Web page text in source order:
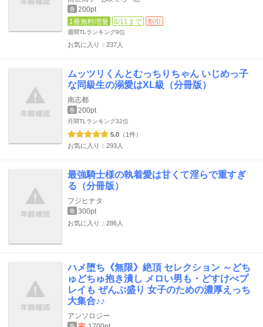
巻 200pt
1冊無料増量
8/11まで 割引
週間TLランキング9位
お気に入り：237人
ムッツリくんとむっちりちゃん いじめっ子
な同級生の溺愛はXL級（分冊版）
南志都
巻 200pt
月間TLランキング32位
5.0 （1件）
お気に入り：293人
最強騎士様の執着愛は甘くて淫らで重すぎ
る（分冊版）
フジヒナタ
巻 300pt
お気に入り：286人
ハメ堕ち《無限》絶頂 セレクション ～どち
ゅどちゅ抱き潰し メロい男も・どすけべプ
レイも ぜんぶ盛り 女子のための濃厚えっち
大集合♪♪
アンソロジー